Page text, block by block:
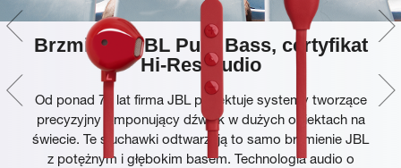
Brzmienie JBL Pure Bass, certyfikat
Hi-Res Audio
Od ponad 75 lat firma JBL projektuje systemy tworzące
precyzyjny i imponujący dźwięk w dużych obiektach na
świecie. Te słuchawki odtwarzają to samo brzmienie JBL
z potężnym i głębokim basem. Technologia audio o